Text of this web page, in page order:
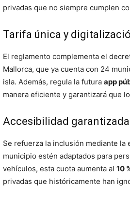
privadas que no siempre cumplen
Tarifa única y
El reglamento complementa el
Mallorca, que ya cuenta con 24
isla. Además, regula la futura app
manera eficiente y garantizará que
Accesibilidad garantizada
Se refuerza la inclusión mediante la
municipio estén adaptados para
vehículos, esta cuota aumenta al 10
privadas que históricamente han